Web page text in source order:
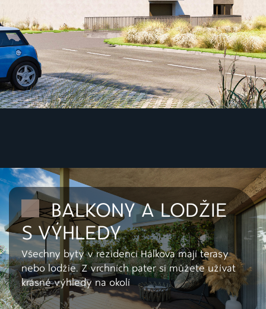
BALKONY A LODŽIE
S VÝHLEDY
Všechny byty v rezidenci Hálkova mají terasy
nebo lodžie. Z vrchních pater si můžete užívat
krásné výhledy na okolí